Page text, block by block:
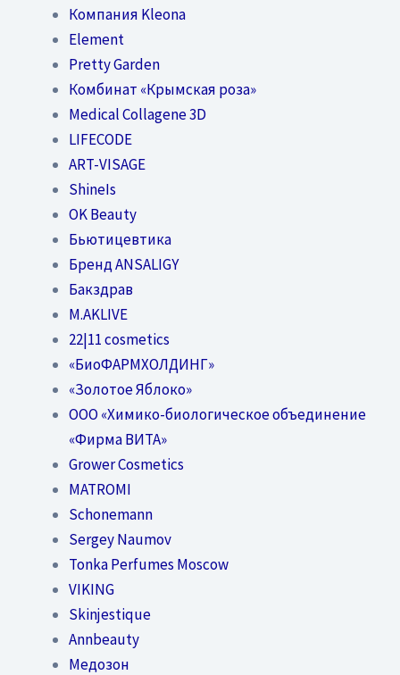
Компания Kleona
Element
Pretty Garden
Комбинат «Крымская роза»
Medical Collagene 3D
LIFECODE
ART-VISAGE
ShineIs
OK Beauty
Бьютицевтика
Бренд ANSALIGY
Бакздрав
M.AKLIVE
22|11 cosmetics
«БиоФАРМХОЛДИНГ»
«Золотое Яблоко»
OOO «Химико-биологическое объединение
«Фирма ВИТА»
Grower Cosmetics
MATROMI
Schonemann
Sergey Naumov
Tonka Perfumes Moscow
VIKING
Skinjestique
Annbeauty
Медозон